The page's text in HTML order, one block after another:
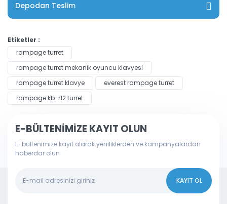
Depodan Teslim
Etiketler :
rampage turret
rampage turret mekanik oyuncu klavyesi
rampage turret klavye
everest rampage turret
rampage kb-r12 turret
E-BÜLTENİMİZE KAYIT OLUN
E-bültenimize kayıt olarak yeniliklerden ve kampanyalardan
haberdar olun
KAYIT OL